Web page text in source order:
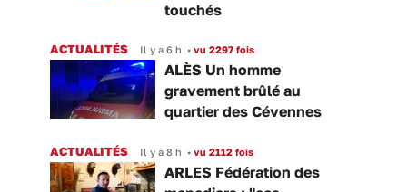
touchés
ACTUALITÉS Il y a 6 h • vu 2297 fois
ALÈS Un homme
gravement brûlé au
quartier des Cévennes
ACTUALITÉS Il y a 8 h • vu 2112 fois
ARLES Fédération des